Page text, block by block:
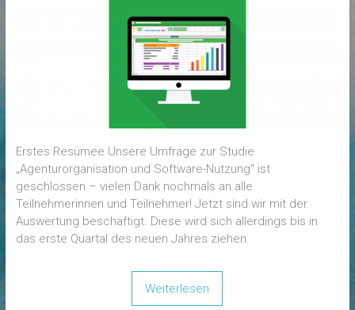
Erstes Resümee Unsere Umfrage zur Studie
„Agenturorganisation und Software-Nutzung“ ist
geschlossen – vielen Dank nochmals an alle
Teilnehmerinnen und Teilnehmer! Jetzt sind wir mit der
Auswertung beschäftigt. Diese wird sich allerdings bis in
das erste Quartal des neuen Jahres ziehen.
Weiterlesen